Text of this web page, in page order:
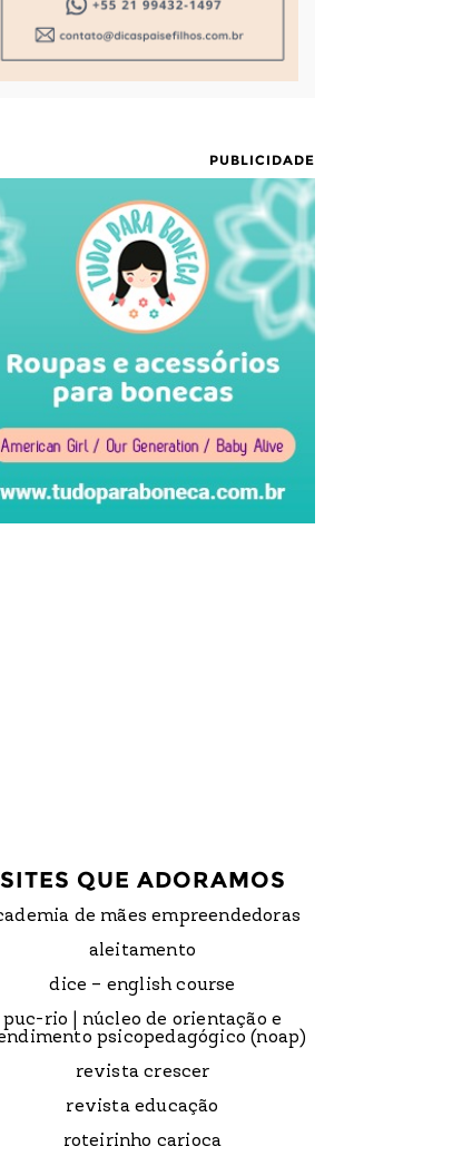
PUBLICIDADE
SITES QUE ADORAMOS
de mães empreendedoras
aleitamento
dice – english course
puc-rio | núcleo de orientação e
psicopedagógico (noap)
revista crescer
revista educação
roteirinho carioca